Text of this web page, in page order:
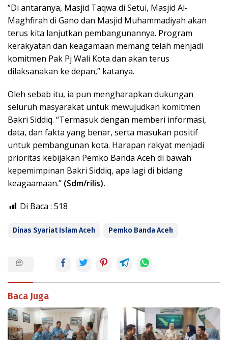
“Di antaranya, Masjid Taqwa di Setui, Masjid Al-
Maghfirah di Gano dan Masjid Muhammadiyah akan
terus kita lanjutkan pembangunannya. Program
kerakyatan dan keagamaan memang telah menjadi
komitmen Pak Pj Wali Kota dan akan terus
dilaksanakan ke depan,” katanya.
Oleh sebab itu, ia pun mengharapkan dukungan
seluruh masyarakat untuk mewujudkan komitmen
Bakri Siddiq. “Termasuk dengan memberi informasi,
data, dan fakta yang benar, serta masukan positif
untuk pembangunan kota. Harapan rakyat menjadi
prioritas kebijakan Pemko Banda Aceh di bawah
kepemimpinan Bakri Siddiq, apa lagi di bidang
keagaamaan.” (Sdm/rilis).
Di Baca : 518
Dinas Syariat Islam Aceh Pemko Banda Aceh
Baca Juga